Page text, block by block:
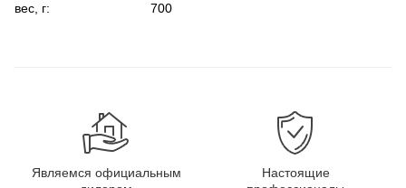
вес, г:
700
Являемся официальным
Настоящие